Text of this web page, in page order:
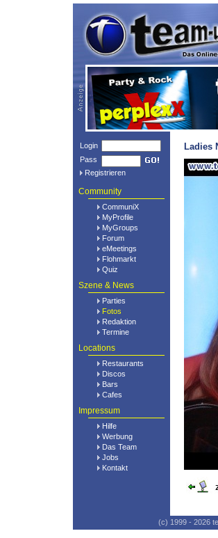
Login
Pass
Registrieren
Community
CommuniX
MyProfile
MyGroups
Forum
eMeetings
Flohmarkt
Quiz
Szene & News
Parties
Fotos
Redaktion
Termine
Locations
Restaurants
Discos
Bars
Cafes
Impressum
Hilfe
Werbung
Das Team
Jobs
Kontakt
Ladies
(c) 1999 - 2026